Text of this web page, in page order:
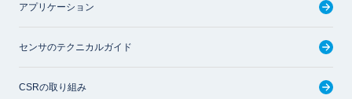
アプリケーション
センサのテクニカルガイド
CSRの取り組み